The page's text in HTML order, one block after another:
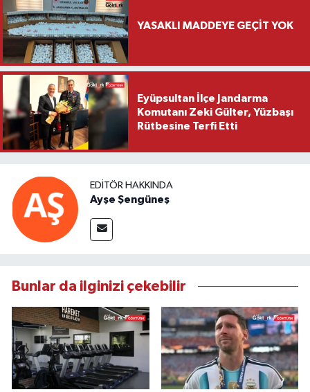
YASAKLI MADDEYE GEÇİT YOK
Eyüpsultan İlçe Jandarma
Komutanı Zeki Gülter, Yüzbaşı
Rütbesine Terfi Etti
EDITÖR HAKKINDA
Ayşe Şengüneş
Bunlar da ilginizi çekebilir